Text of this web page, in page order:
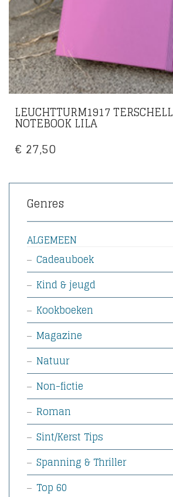
LEUCHTTURM1917
NOTEBOOK LILA
€ 27,50
Genres
ALGEMEEN
Cadeauboek
Kind & jeugd
Kookboeken
Magazine
Natuur
Non-fictie
Roman
Sint/Kerst Tips
Spanning & Thriller
Top 60